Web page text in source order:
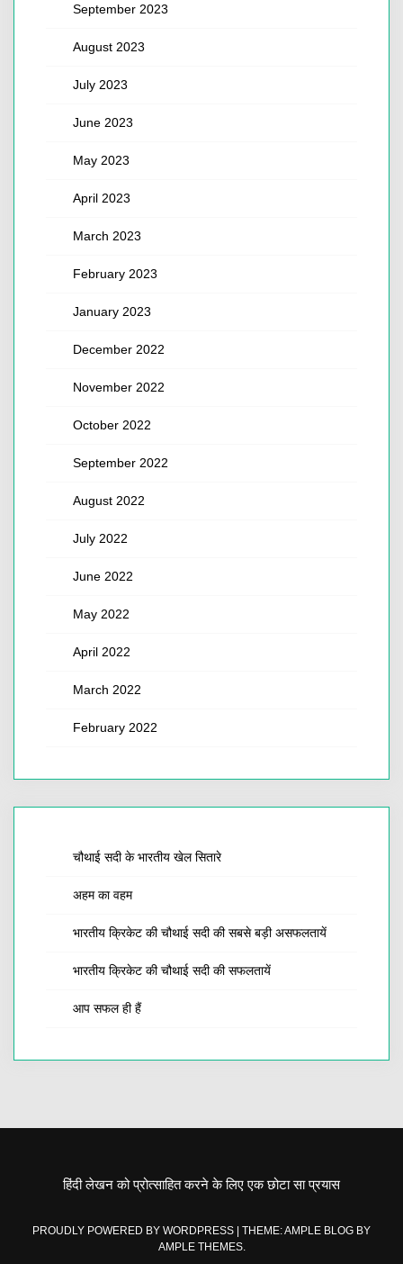
September 2023
August 2023
July 2023
June 2023
May 2023
April 2023
March 2023
February 2023
January 2023
December 2022
November 2022
October 2022
September 2022
August 2022
July 2022
June 2022
May 2022
April 2022
March 2022
February 2022
चौथाई सदी के भारतीय खेल सितारे
अहम का वहम
भारतीय क्रिकेट की चौथाई सदी की सबसे बड़ी असफलतायें
भारतीय क्रिकेट की चौथाई सदी की सफलतायें
आप सफल ही हैं
हिंदी लेखन को प्रोत्साहित करने के लिए एक छोटा सा प्रयास
PROUDLY POWERED BY WORDPRESS
THEME: AMPLE BLOG BY
AMPLE THEMES.